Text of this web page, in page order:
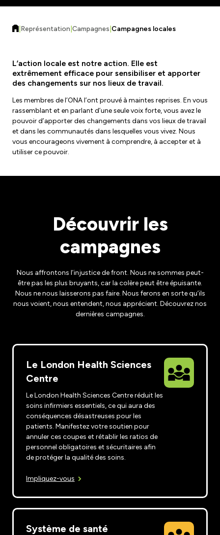
négociation
Contactez votre unité de négociation
Actualités
Calendrier des événements et des ateliers
Magazine F-Word
Salle de cinéma
Devenir membre
Emplois ONA
Éducation
Ateliers
Demander à un spécialiste
Développement du leadership
Orientation des membres
Cotisations syndicales
Étudiants infirmiers
Retraités
Infirmières praticiennes
Formulaires et ressources
Améliorations de la charge de travail
Sécurité du lieu de travail
Risques sur le lieu de travail
Comités mixtes de santé et de sécurité
Ministère du Travail
Lutte contre le racisme et l'oppression
Caucus des droits de la personne et de l'équité
Club de lecture
Aménagements et retour au travail
Représentation Campagnes Campagnes locales
L’action locale est notre action. Elle est
extrêmement efficace pour sensibiliser et apporter
des changements sur nos lieux de travail.
Les membres de l’ONA l’ont prouvé à maintes reprises. En vous
rassemblant et en parlant d’une seule voix forte, vous avez le
pouvoir d’apporter des changements dans vos lieux de travail
et dans les communautés dans lesquelles vous vivez. Nous
vous encourageons vivement à comprendre, à accepter et à
utiliser ce pouvoir.
Découvrir les
campagnes
Nous affrontons l’injustice de front. Nous ne sommes peut-
être pas les plus bruyants, car la colère peut être épuisante.
Nous ne nous laisserons pas faire. Nous ferons en sorte qu’ils
nous voient, nous entendent, nous apprécient. Découvrez nos
dernières campagnes.
Le London Health Sciences
Centre
Le London Health Sciences Centre réduit les
soins infirmiers essentiels, ce qui aura des
conséquences désastreuses pour les
patients. Manifestez votre soutien pour
annuler ces coupes et rétablir les ratios de
personnel obligatoires et sécuritaires afin
de protéger la qualité des soins.
Impliquez-vous
Système de santé